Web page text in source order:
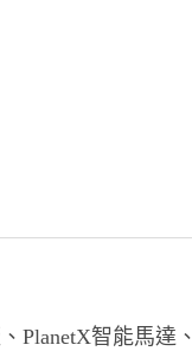
智能馬達